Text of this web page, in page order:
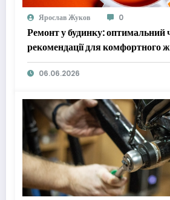
Ярослав Жуков 0
Ремонт у будинку: оптимальний
рекомендації для комфортного
06.06.2026